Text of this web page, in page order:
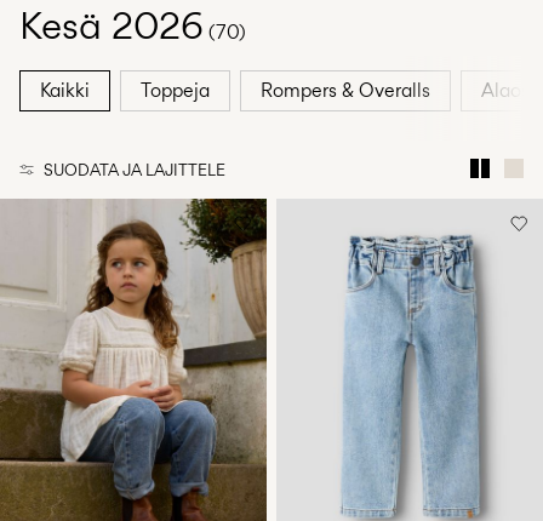
Kesä 2026 (70)
Kaikki Toppeja Rompers & Overalls
SUODATA JA LAJITTELE